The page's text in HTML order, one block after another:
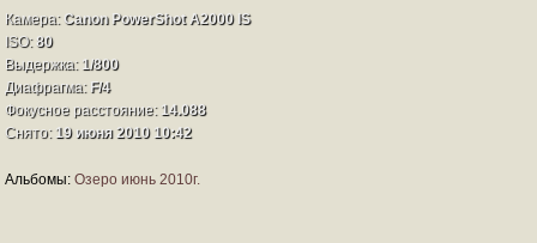
Камера: Canon PowerShot A2000 IS
ISO: 80
Выдержка: 1/800
Диафрагма: F/4
Фокусное расстояние: 14.088
Снято: 19 июня 2010 10:42
Альбомы:Озеро июнь 2010г.